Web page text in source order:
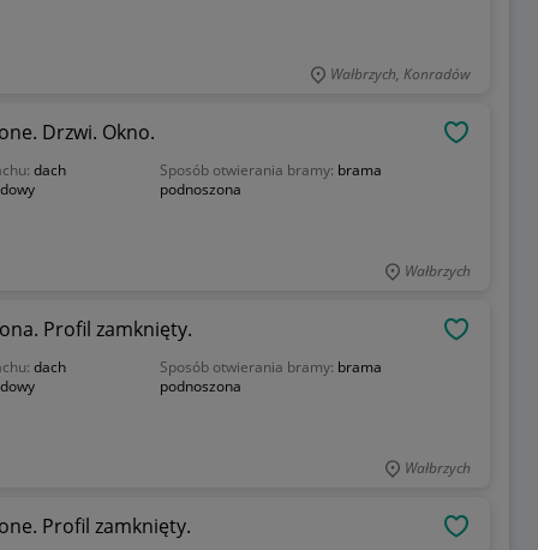
Wałbrzych, Konradów
Drzwi. Okno.
dach
Sposób otwierania bramy: brama
podnoszona
Wałbrzych
Profil zamknięty.
dach
Sposób otwierania bramy: brama
podnoszona
Wałbrzych
Profil zamknięty.